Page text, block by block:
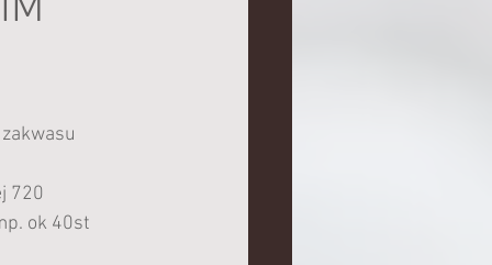
zakwasu
720
ok 40st